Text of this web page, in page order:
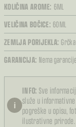
KOLIČINA AROME: 6ML
VELIČINA BOČICE: 60ML
ZEMLJA PORIJEKLA: Grčka
GARANCIJA: Nema
i
INFO: Sve
služe u
pogreške u opisu,
ilustrativne prirode.